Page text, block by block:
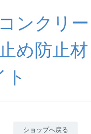
ンクリー
め防止材
ト
ショップへ戻る